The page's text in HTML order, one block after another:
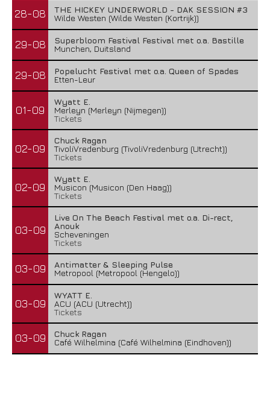
28-08
THE HICKEY UNDERWORLD - DAK SESSION #3
Wilde Westen (Wilde Westen (Kortrijk))
29-08
Superbloom Festival Festival met o.a. Bastille
Munchen, Duitsland
29-08
Popelucht Festival met o.a. Queen of Spades
Etten-Leur
01-09
Wyatt E.
Merleyn (Merleyn (Nijmegen))
Tickets
02-09
Chuck Ragan
TivoliVredenburg (TivoliVredenburg (Utrecht))
Tickets
02-09
Wyatt E.
Musicon (Musicon (Den Haag))
Tickets
03-09
Live On The Beach Festival met o.a. Di-rect,
Anouk
Scheveningen
Tickets
03-09
Antimatter & Sleeping Pulse
Metropool (Metropool (Hengelo))
03-09
WYATT E.
ACU (ACU (Utrecht))
Tickets
03-09
Chuck Ragan
Café Wilhelmina (Café Wilhelmina (Eindhoven))